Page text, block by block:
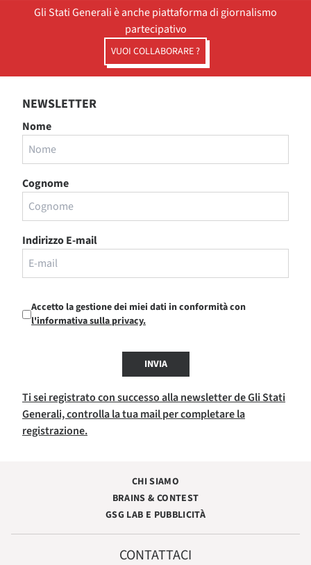
Gli Stati Generali è anche piattaforma di giornalismo
partecipativo
VUOI COLLABORARE ?
NEWSLETTER
Nome
Cognome
Indirizzo E-mail
Accetto la gestione dei miei dati in conformità con
l'informativa sulla privacy.
INVIA
Ti sei registrato con successo alla newsletter de Gli Stati
Generali, controlla la tua mail per completare la
registrazione.
CHI SIAMO
BRAINS & CONTEST
GSG LAB E PUBBLICITÀ
CONTATTACI